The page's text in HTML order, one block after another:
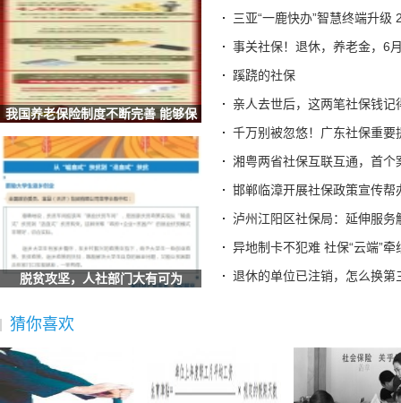
异地制卡不犯难 社保“云端”牵线办
退休的单位已注销，怎么换第三代社保卡？北京人社局解答
七台河破冰之举！社保卡+智慧赛事系统解锁冰雪体育数字化新
四川汉源：社保打好服务组合拳 提升重点群体服务质效
湖北荆门：社保“私人定制”服务让民生保障更有温度
安徽六安：叶集区人社局工伤宣传进企业 社保政策暖人心
辽宁：全国首创 沈阳“智慧社保”实现延迟退休政策“指
甘肃酒泉：数字引擎驱动社保经办升级 智慧服务托起民生
海南省社保中心提示：离退休人员需按期完成养老保险待遇资
全国人民代表大会常务委员会关于实施渐进式延迟法定退休年
梁建章建议按孩子数量发钱：每月3000元直至孩子18岁、家长
宜宾三江新区两家单位荣获“全国文明单位”称号
2025“社会保障卡惠享淄博行”消费满减活动启动 全场景扫码
德生科技：公司研发完成了社会保障卡加载数字人民币的技术
社保不够最低缴费年限怎么办？广东社保权威解答
我国养老保险制度不断完善 能够保
证养老
脱贫攻坚，人社部门大有可为
三亚“一鹿快办”智慧终端升级
事关社保！退休，养老金，6
蹊跷的社保
亲人去世后，这两笔社保钱
千万别被忽悠！广东社保重
湘粤两省社保互联互通，首个
邯郸临漳开展社保政策宣传帮
泸州江阳区社保局：延伸服务
异地制卡不犯难 社保“云端”牵
退休的单位已注销，怎么换
猜你喜欢